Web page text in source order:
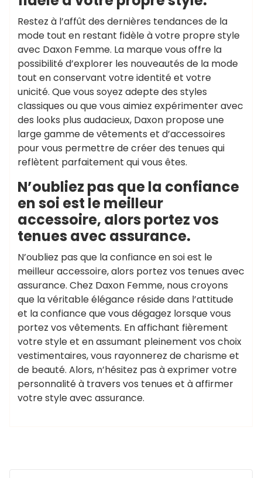
Restez à l’affût des dernières tendances de la
mode tout en restant fidèle à votre propre style
avec Daxon Femme. La marque vous offre la
possibilité d’explorer les nouveautés de la mode
tout en conservant votre identité et votre
unicité. Que vous soyez adepte des styles
classiques ou que vous aimiez expérimenter avec
des looks plus audacieux, Daxon propose une
large gamme de vêtements et d’accessoires
pour vous permettre de créer des tenues qui
reflètent parfaitement qui vous êtes.
N’oubliez pas que la confiance
en soi est le meilleur
accessoire, alors portez vos
tenues avec assurance.
N’oubliez pas que la confiance en soi est le
meilleur accessoire, alors portez vos tenues avec
assurance. Chez Daxon Femme, nous croyons
que la véritable élégance réside dans l’attitude
et la confiance que vous dégagez lorsque vous
portez vos vêtements. En affichant fièrement
votre style et en assumant pleinement vos choix
vestimentaires, vous rayonnerez de charisme et
de beauté. Alors, n’hésitez pas à exprimer votre
personnalité à travers vos tenues et à affirmer
votre style avec assurance.